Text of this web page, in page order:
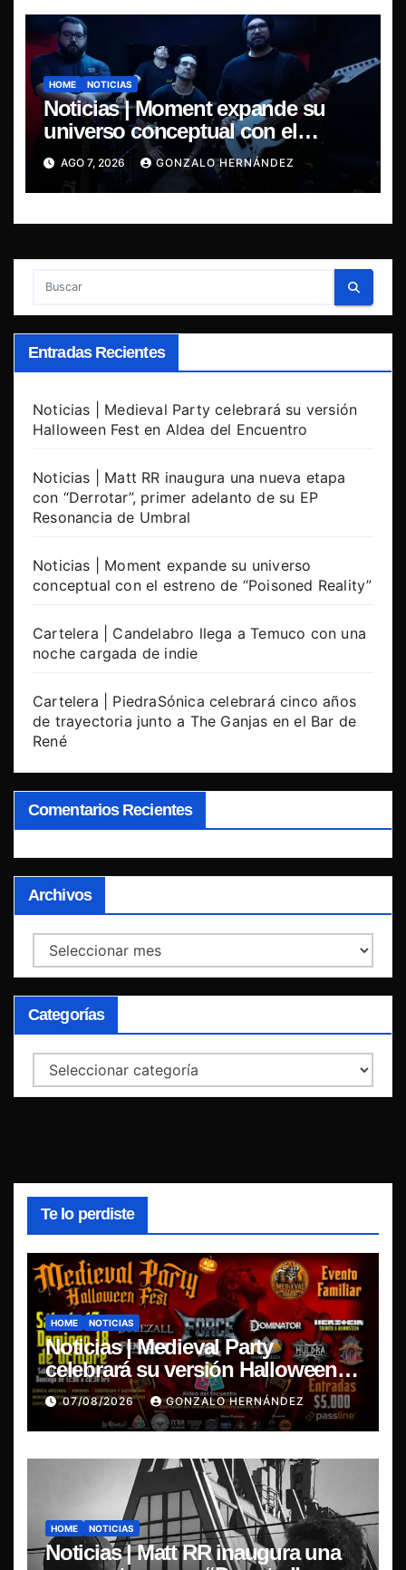
HOME NOTICIAS
Noticias | Moment expande su
universo conceptual con el
estreno de “Poisoned Reality”
AGO 7, 2026 GONZALO HERNÁNDEZ
Entradas Recientes
Noticias | Medieval Party celebrará su versión
Halloween Fest en Aldea del Encuentro
Noticias | Matt RR inaugura una nueva etapa
con “Derrotar”, primer adelanto de su EP
Resonancia de Umbral
Noticias | Moment expande su universo
conceptual con el estreno de “Poisoned Reality”
Cartelera | Candelabro llega a Temuco con una
noche cargada de indie
Cartelera | PiedraSónica celebrará cinco años
de trayectoria junto a The Ganjas en el Bar de
René
Comentarios Recientes
Archivos
Archivos
Categorías
Categorías
Te lo perdiste
HOME NOTICIAS
Noticias | Medieval Party
celebrará su versión Halloween
Fest en Aldea del Encuentro
07/08/2026 GONZALO HERNÁNDEZ
HOME NOTICIAS
Noticias | Matt RR inaugura una